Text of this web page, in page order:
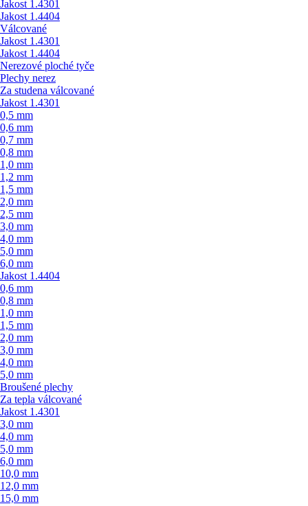
Jakost 1.4301
Jakost 1.4404
Válcované
Jakost 1.4301
Jakost 1.4404
Nerezové ploché tyče
Plechy nerez
Za studena válcované
Jakost 1.4301
0,5 mm
0,6 mm
0,7 mm
0,8 mm
1,0 mm
1,2 mm
1,5 mm
2,0 mm
2,5 mm
3,0 mm
4,0 mm
5,0 mm
6,0 mm
Jakost 1.4404
0,6 mm
0,8 mm
1,0 mm
1,5 mm
2,0 mm
3,0 mm
4,0 mm
5,0 mm
Broušené plechy
Za tepla válcované
Jakost 1.4301
3,0 mm
4,0 mm
5,0 mm
6,0 mm
10,0 mm
12,0 mm
15,0 mm